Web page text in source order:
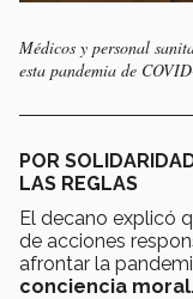
Médicos y personal
esta pandemia de
POR
LAS REGLAS
El decano explicó
de acciones
afrontar la
conciencia moral.